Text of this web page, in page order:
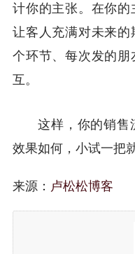
计你的主张。在你
让客人充满对未来
个环节、每次发的
互。
这样，你的销售
效果如何，小试一把
来源： 卢松松博客